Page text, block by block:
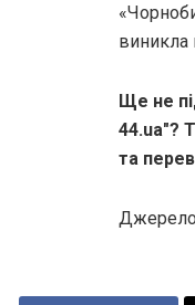
виникла
Ще не
44.ua"?
та